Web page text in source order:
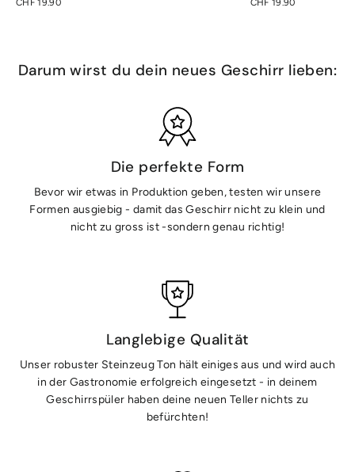
Darum wirst du dein neues Geschirr lieben:
Die perfekte Form
Bevor wir etwas in Produktion geben, testen wir unsere
Formen ausgiebig - damit das Geschirr nicht zu klein und
nicht zu gross ist -sondern genau richtig!
Langlebige Qualität
Unser robuster Steinzeug Ton hält einiges aus und wird auch
in der Gastronomie erfolgreich eingesetzt - in deinem
Geschirrspüler haben deine neuen Teller nichts zu
befürchten!